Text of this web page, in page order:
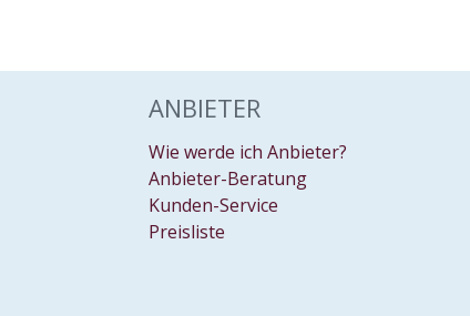
ANBIETER
Wie werde ich Anbieter?
Anbieter-Beratung
Kunden-Service
Preisliste